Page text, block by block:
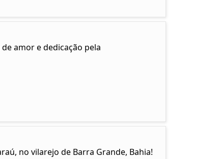
amor e dedicação pela
no vilarejo de Barra Grande, Bahia!